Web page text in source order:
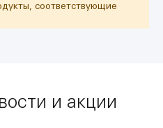
соответствующие
и акции